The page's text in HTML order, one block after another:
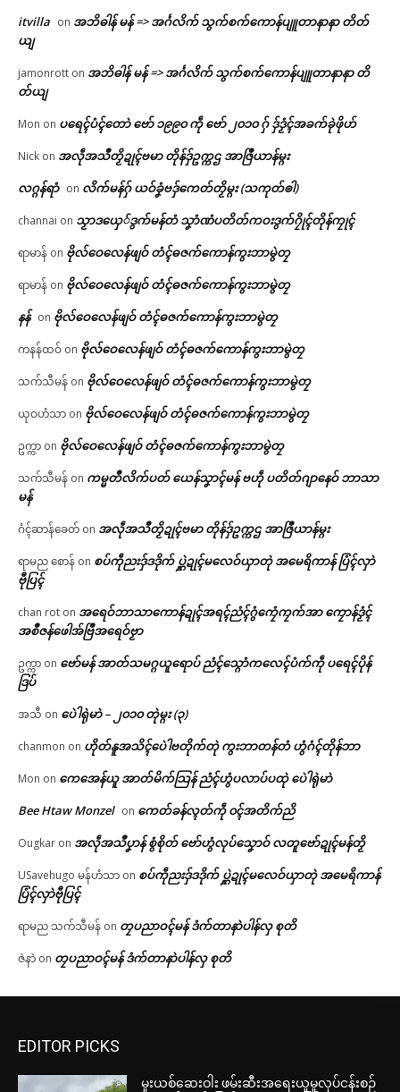
itvilla on အဘိဓါန် မန် => အၚ်္ဂလိက် သွက်စက်ကောန်ပျူတာနာနာ တိတ်
ယျ
jamonrott on အဘိဓါန် မန် => အၚ်္ဂလိက် သွက်စက်ကောန်ပျူတာနာနာ တိ
တ်ယျ
Mon on ပရေၚ်ပံၚ်တောဲ ဗော် ၁၉၉၀ ကဵု ဗော် ၂၀၁၀ ဂှ် ဒှ်ဒၟံၚ်အခက်ခုဲဖိုဟ်
Nick on အလဵုအသဳတၟိဍုၚ်ဗမာ တိုန်ဒှ်ဥက္ကဌ အာဇြဳယာန်မ္ဂး
လဂ္ဂန်ရာံ on လိက်မန်ဂှ် ယဝ်ခၞံဗဒှ်ကေတ်တၟိမ္ဂး (သကုတ်ၜါ)
channai on သၟာဒယှေ်ဒွက်မန်တံ သၞာံဏံပတိတ်ကဝးဒွက်ဂၠိုၚ်တိုန်ကၠုၚ်
ရာမာန် on ဗိုလ်ဝေလေန်ဖျဝ် တံၚ်ဓဇက်ကောန်ကွးဘာမွဲတၠ
ရာမာန် on ဗိုလ်ဝေလေန်ဖျဝ် တံၚ်ဓဇက်ကောန်ကွးဘာမွဲတၠ
နန် on ဗိုလ်ဝေလေန်ဖျဝ် တံၚ်ဓဇက်ကောန်ကွးဘာမွဲတၠ
ကနန်ထဝ် on ဗိုလ်ဝေလေန်ဖျဝ် တံၚ်ဓဇက်ကောန်ကွးဘာမွဲတၠ
သက်သီမန် on ဗိုလ်ဝေလေန်ဖျဝ် တံၚ်ဓဇက်ကောန်ကွးဘာမွဲတၠ
ယုဝဟံသာ on ဗိုလ်ဝေလေန်ဖျဝ် တံၚ်ဓဇက်ကောန်ကွးဘာမွဲတၠ
ဥက္ကာ on ဗိုလ်ဝေလေန်ဖျဝ် တံၚ်ဓဇက်ကောန်ကွးဘာမွဲတၠ
သက်သီမန် on ကမ္မတဳလိက်ပတ် ယေန်သၞာၚ်မန် ဗဟဵု ပတိတ်ဂျာနေဝ် ဘာသာ
မန်
ဂံၚ်ဆာန်ခေတ် on အလဵုအသဳတၟိဍုၚ်ဗမာ တိုန်ဒှ်ဥက္ကဌ အာဇြဳယာန်မ္ဂး
ရာမည စောန် on စပ်ကဵုညးဒှ်ဒဒိုက် ပ္ဋဲဍုၚ်မလေဝ်ယှာတုဲ အမေရိကာန် ပြံၚ်လှာဲ
ဗီုပြၚ်
chan rot on အရေဝ်ဘာသာကောန်ဍုၚ်အရၚ်ညံၚ်ဂွံကၠေံကၠက်အာ ကၠောန်ဒၟံၚ်
အစဳဇန်ဖေါအ်ဗြဳအရေဝ်ဗၟာ
ဥက္ကာ on ဗော်မန် အာတ်သမဂ္ဂယူရောပ် ညံၚ်သ္ဂောံကလေၚ်ပံက်ကဵု ပရေၚ်ပိုန်
ဒြပ်
အသီ on ပေဲါရုဲမာဲ – ၂၀၁၀ တုဲမ္ဂး (၃)
chanmon on ဟိုတ်နူအသိၚ်ပေဲါဗတိုက်တုဲ ကွးဘာတန်တံ ဟွံဂံၚ်တိုန်ဘာ
Mon on ကေအေန်ယူ အာတ်မိက်သြန် ညံၚ်ဟွံပလာပ်ပထုဲ ပေဲါရုဲမာဲ
Bee Htaw Monzel on ကေတ်ခန်လ္ၚတ်ကဵု ၀ၚ်အတိက်ညိ
Ougkar on အလဵုအသဳပၞာန် စွံစိုတ် ဗော်ဟွံလုပ်သၞောဝ် လတူဗော်ဍုၚ်မန်တၟိ
USavehugo မန်ဟံသာ on စပ်ကဵုညးဒှ်ဒဒိုက် ပ္ဋဲဍုၚ်မလေဝ်ယှာတုဲ အမေရိကာန်
ပြံၚ်လှာဲဗီုပြၚ်
ရာမည သက်သီမန် on တၠပညာဝၚ်မန် ဒံက်တာနာဲပါန်လှ စုတိ
ဇဲနာဲ on တၠပညာဝၚ်မန် ဒံက်တာနာဲပါန်လှ စုတိ
EDITOR PICKS
မူးယစ်ဆေးဝါး ဖမ်းဆီးအရေးယူမှုလုပ်ငန်းစဉ်